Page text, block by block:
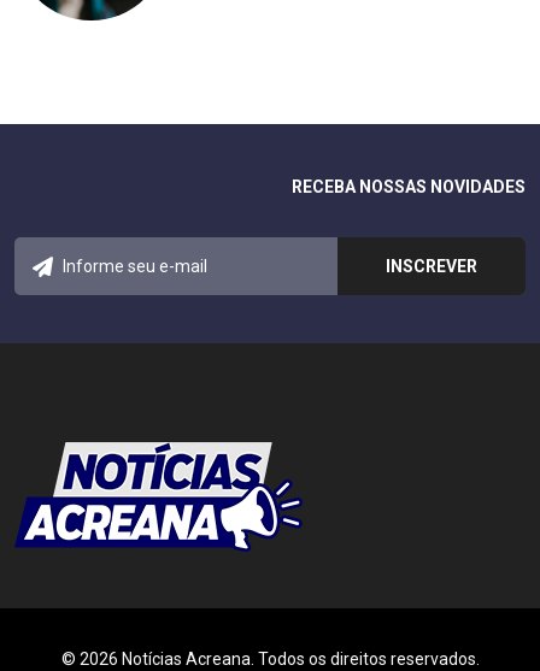
RECEBA NOSSAS NOVIDADES
© 2026 Notícias Acreana. Todos os direitos reservados.